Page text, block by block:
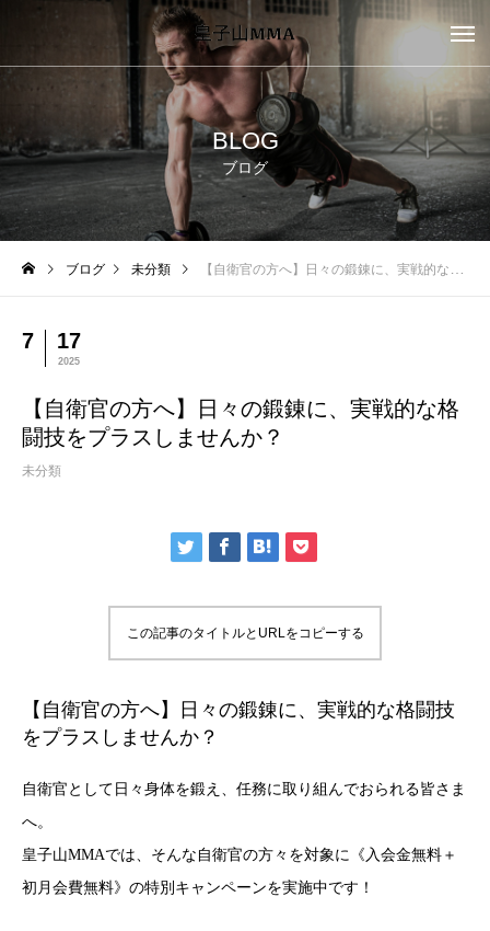
BLOG
ブログ
ブログ 未分類 【自衛官の方へ】日々の鍛錬に、実戦的な格闘技をプラスしませんか？
7 17
2025
【自衛官の方へ】日々の鍛錬に、実戦的な格
闘技をプラスしませんか？
未分類
この記事のタイトルとURLをコピーする
【自衛官の方へ】日々の鍛錬に、実戦的な格闘技
をプラスしませんか？
自衛官として日々身体を鍛え、任務に取り組んでおられる皆さま
へ。
皇子山MMAでは、そんな自衛官の方々を対象に《入会金無料＋
初月会費無料》の特別キャンペーンを実施中です！